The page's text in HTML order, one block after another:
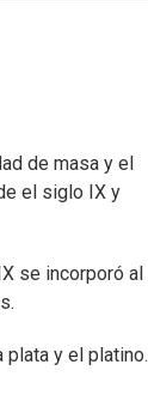
de masa y el
el siglo IX y
se incorporó al
plata y el platino.